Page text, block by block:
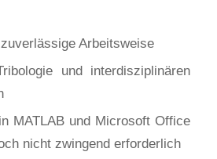
Arbeitsweise
und interdisziplinären
MATLAB und Microsoft Office
nicht zwingend erforderlich